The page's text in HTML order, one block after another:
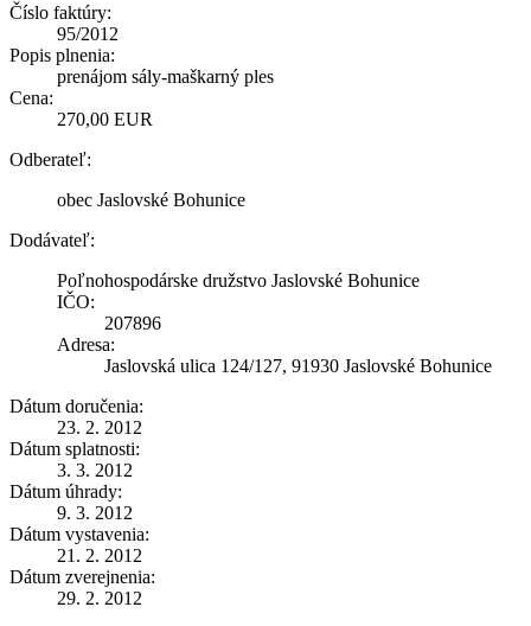
Číslo faktúry:
95/2012
Popis plnenia:
prenájom sály-maškarný ples
Cena:
270,00 EUR
Odberateľ:
obec Jaslovské Bohunice
Dodávateľ:
Poľnohospodárske družstvo Jaslovské Bohunice
IČO:
207896
Adresa:
Jaslovská ulica 124/127, 91930 Jaslovské Bohunice
Dátum doručenia:
23. 2. 2012
Dátum splatnosti:
3. 3. 2012
Dátum úhrady:
9. 3. 2012
Dátum vystavenia:
21. 2. 2012
Dátum zverejnenia:
29. 2. 2012